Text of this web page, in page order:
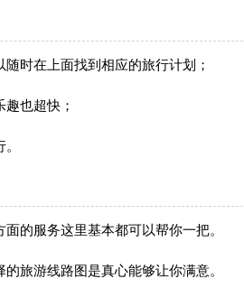
时在上面找到相应的旅行计划；
也超快；
的服务这里基本都可以帮你一把。
旅游线路图是真心能够让你满意。